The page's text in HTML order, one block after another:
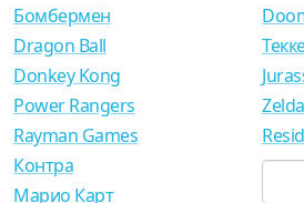
Бомбермен
Dragon Ball
Donkey Kong
Power Rangers
Rayman Games
Zelda
Контра
Марио Карт